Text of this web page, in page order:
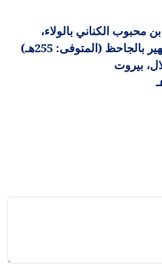
محبوب الكناني بالولاء،
بالجاحظ (المتوفى: 255هـ)
بيروت